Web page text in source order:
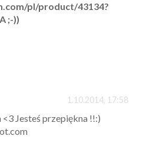
pl/product/43134?
;-))
1.10.2014, 17:58
Jesteś przepiękna !!:)